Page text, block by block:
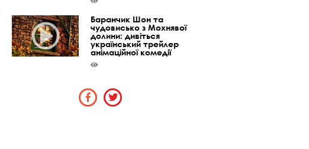
Баранчик Шон та
чудовисько з Мохнявої
долини: дивіться
український трейлер
анімаційної комедії